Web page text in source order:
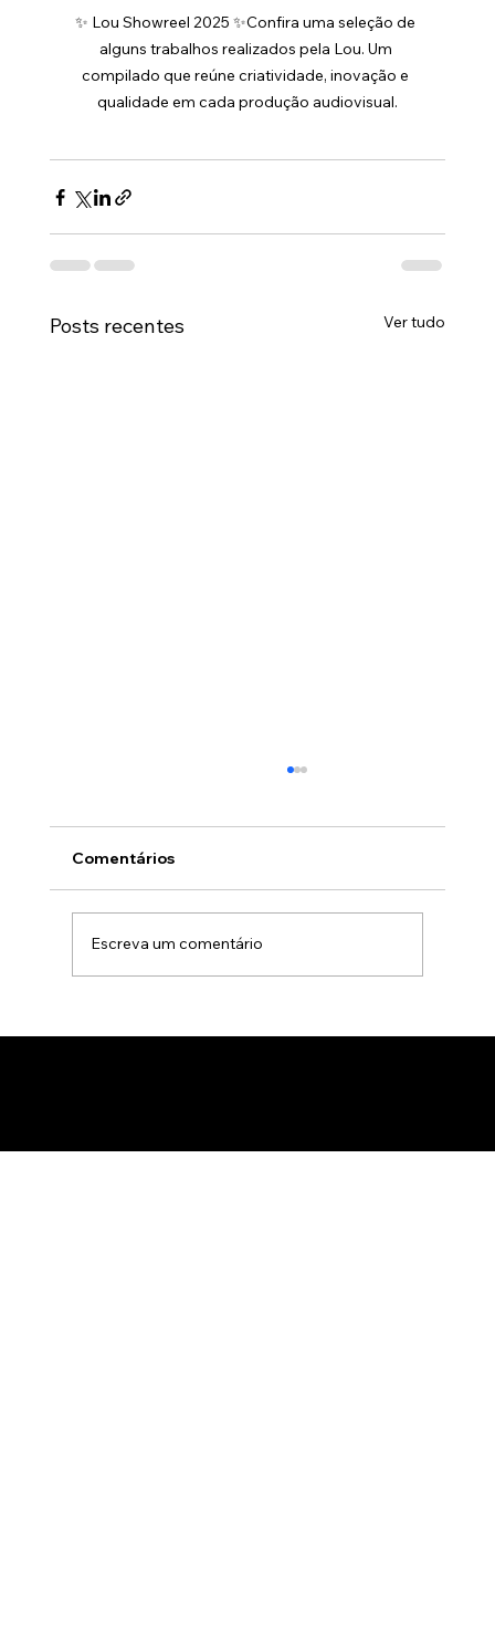
✨ Lou Showreel 2025 ✨Confira uma seleção de
alguns trabalhos realizados pela Lou. Um
compilado que reúne criatividade, inovação e
qualidade em cada produção audiovisual.
Posts recentes Ver tudo
Comentários
Escreva um comentário